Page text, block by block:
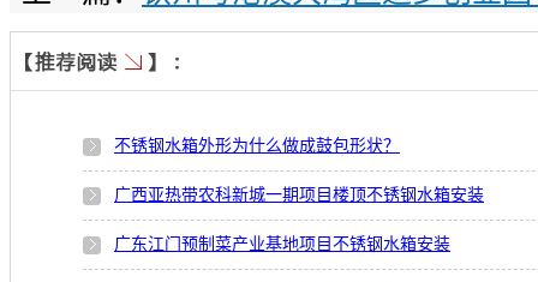
不锈钢水箱外形为什么做成鼓包形状？
广西亚热带农科新城一期项目楼顶不锈钢水箱安装
广东江门预制菜产业基地项目不锈钢水箱安装